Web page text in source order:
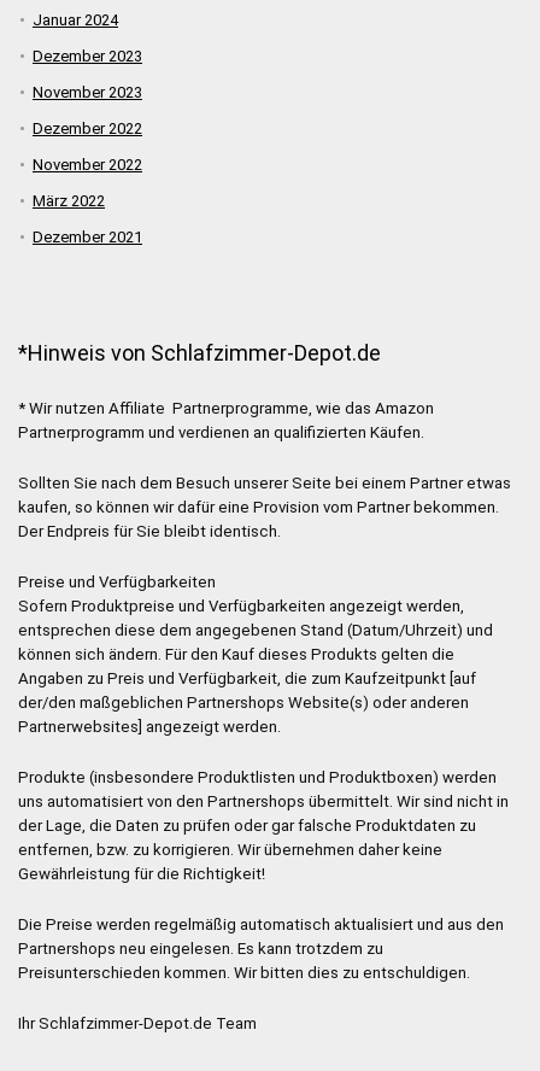
Januar 2024
Dezember 2023
November 2023
Dezember 2022
November 2022
März 2022
Dezember 2021
*Hinweis von Schlafzimmer-Depot.de
* Wir nutzen Affiliate Partnerprogramme, wie das Amazon
Partnerprogramm und verdienen an qualifizierten Käufen.
Sollten Sie nach dem Besuch unserer Seite bei einem Partner etwas
kaufen, so können wir dafür eine Provision vom Partner bekommen.
Der Endpreis für Sie bleibt identisch.
Preise und Verfügbarkeiten
Sofern Produktpreise und Verfügbarkeiten angezeigt werden,
entsprechen diese dem angegebenen Stand (Datum/Uhrzeit) und
können sich ändern. Für den Kauf dieses Produkts gelten die
Angaben zu Preis und Verfügbarkeit, die zum Kaufzeitpunkt [auf
der/den maßgeblichen Partnershops Website(s) oder anderen
Partnerwebsites] angezeigt werden.
Produkte (insbesondere Produktlisten und Produktboxen) werden
uns automatisiert von den Partnershops übermittelt. Wir sind nicht in
der Lage, die Daten zu prüfen oder gar falsche Produktdaten zu
entfernen, bzw. zu korrigieren. Wir übernehmen daher keine
Gewährleistung für die Richtigkeit!
Die Preise werden regelmäßig automatisch aktualisiert und aus den
Partnershops neu eingelesen. Es kann trotzdem zu
Preisunterschieden kommen. Wir bitten dies zu entschuldigen.
Ihr Schlafzimmer-Depot.de Team